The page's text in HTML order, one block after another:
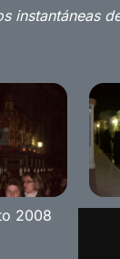
instantáneas
2008